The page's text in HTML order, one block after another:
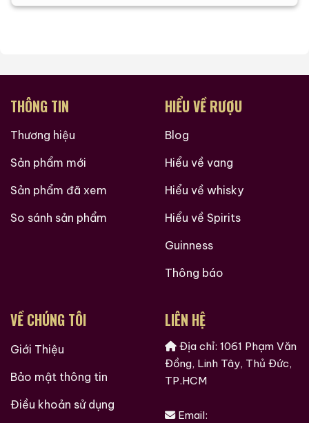
THÔNG TIN
Thương hiệu
Sản phẩm mới
Sản phẩm đã xem
So sánh sản phẩm
HIỂU VỀ RƯỢU
Blog
Hiểu về vang
Hiểu về whisky
Hiểu về Spirits
Guinness
Thông báo
VỀ CHÚNG TÔI
Giới Thiệu
Bảo mật thông tin
Điều khoản sử dụng
LIÊN HỆ
Địa chỉ: 1061 Phạm Văn
Đồng, Linh Tây, Thủ Đức,
TP.HCM
Email: